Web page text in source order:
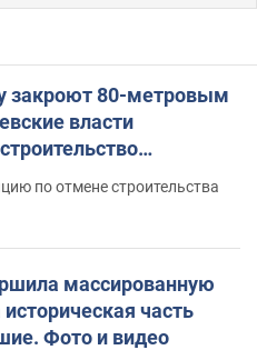
закроют 80-метровым
власти
по отмене строительства
массированную
часть
Фото и видео